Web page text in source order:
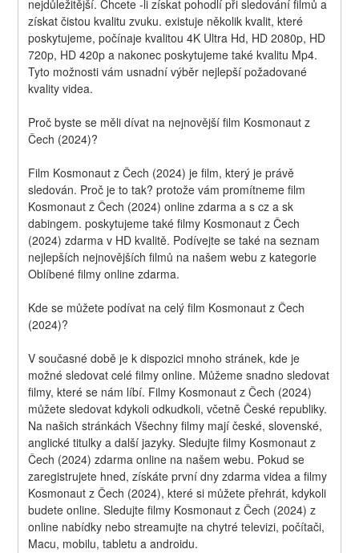
nejdůležitější. Chcete -li získat pohodlí při sledování filmů a
získat čistou kvalitu zvuku. existuje několik kvalit, které
poskytujeme, počínaje kvalitou 4K Ultra Hd, HD 2080p, HD
720p, HD 420p a nakonec poskytujeme také kvalitu Mp4.
Tyto možnosti vám usnadní výběr nejlepší požadované
kvality videa.
Proč byste se měli dívat na nejnovější film Kosmonaut z
Čech (2024)?
Film Kosmonaut z Čech (2024) je film, který je právě
sledován. Proč je to tak? protože vám promítneme film
Kosmonaut z Čech (2024) online zdarma a s cz a sk
dabingem. poskytujeme také filmy Kosmonaut z Čech
(2024) zdarma v HD kvalitě. Podívejte se také na seznam
nejlepších nejnovějších filmů na našem webu z kategorie
Oblíbené filmy online zdarma.
Kde se můžete podívat na celý film Kosmonaut z Čech
(2024)?
V současné době je k dispozici mnoho stránek, kde je
možné sledovat celé filmy online. Můžeme snadno sledovat
filmy, které se nám líbí. Filmy Kosmonaut z Čech (2024)
můžete sledovat kdykoli odkudkoli, včetně České republiky.
Na našich stránkách Všechny filmy mají české, slovenské,
anglické titulky a další jazyky. Sledujte filmy Kosmonaut z
Čech (2024) zdarma online na našem webu. Pokud se
zaregistrujete hned, získáte první dny zdarma videa a filmy
Kosmonaut z Čech (2024), které si můžete přehrát, kdykoli
budete online. Sledujte filmy Kosmonaut z Čech (2024) z
online nabídky nebo streamujte na chytré televizi, počítači,
Macu, mobilu, tabletu a androidu.